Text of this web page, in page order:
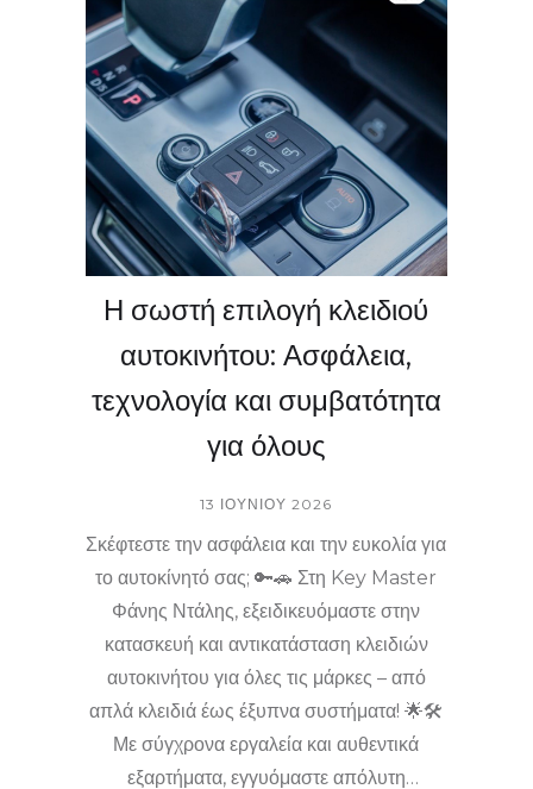
προσαρμογή και ασφάλεια. 🚙🏠🚪
Επικοινωνήστε μαζί μας και αποκτήστε το
κλειδί που χρειάζεστε γρήγορα, αξιόπιστα
και οικονομικά! 📲✨ Εμπιστευθείτε τους
κορυφαίους στον χώρο!
Η σωστή επιλογή κλειδιού
αυτοκινήτου: Ασφάλεια,
τεχνολογία και συμβατότητα
για όλους
13 ΙΟΥΝΊΟΥ 2026
Σκέφτεστε την ασφάλεια και την ευκολία για
το αυτοκίνητό σας; 🔑🚗 Στη Key Master
Φάνης Ντάλης, εξειδικευόμαστε στην
κατασκευή και αντικατάσταση κλειδιών
αυτοκινήτου για όλες τις μάρκες – από
απλά κλειδιά έως έξυπνα συστήματα! 🌟🛠️
Με σύγχρονα εργαλεία και αυθεντικά
εξαρτήματα, εγγυόμαστε απόλυτη